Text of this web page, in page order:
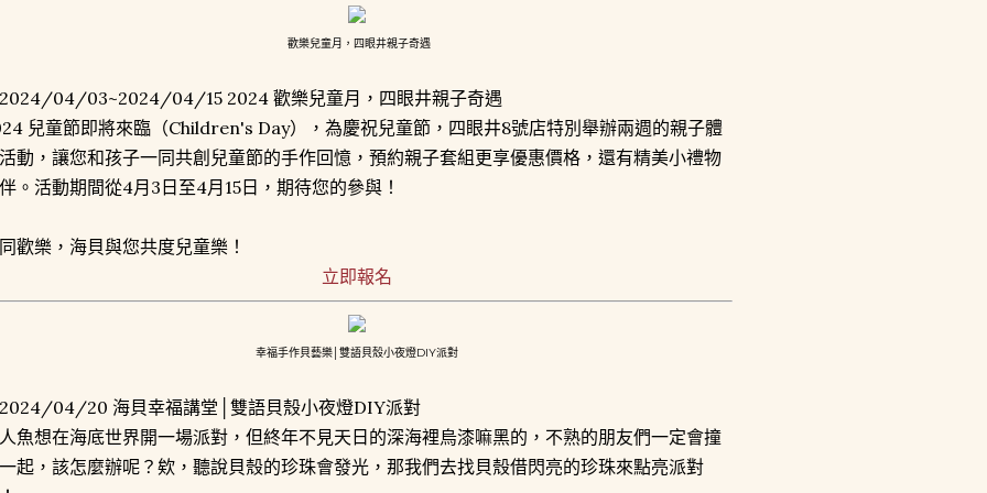
歡樂兒童月，四眼井親子奇遇
04/03~2024/04/15 2024 歡樂兒童月，四眼井親子奇遇
兒童節即將來臨（Children's Day），為慶祝兒童節，四眼井8號店特別舉辦兩週的親子體
動，讓您和孩子一同共創兒童節的手作回憶，預約親子套組更享優惠價格，還有精美小禮物
。活動期間從4月3日至4月15日，期待您的參與！
歡樂，海貝與您共度兒童樂！
立即報名
幸福手作貝藝樂│雙語貝殼小夜燈DIY派對
04/20 海貝幸福講堂│雙語貝殼小夜燈DIY派對
魚想在海底世界開一場派對，但終年不見天日的深海裡烏漆嘛黑的，不熟的朋友們一定會撞
起，該怎麼辦呢？欸，聽說貝殼的珍珠會發光，那我們去找貝殼借閃亮的珍珠來點亮派對